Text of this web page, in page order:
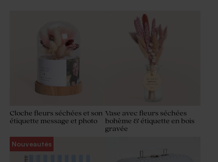
Cloche fleurs séchées et son
étiquette message et photo
Vase avec fleurs séchées
bohème & étiquette en bois
gravée
Nouveautés